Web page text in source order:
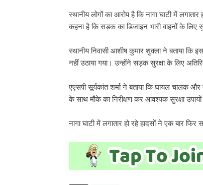
स्थानीय लोगों का आरोप है कि नागा घाटी में
कहना है कि सड़क का डिजाइन भारी वाहनों के लिए
स्थानीय निवासी आशीष कुमार शुक्ला ने बताया कि
नहीं उठाया गया। उन्होंने सड़क सुरक्षा के लिए
एएसपी सूर्यकांत शर्मा ने बताया कि घायल चालक
के साथ मौके का निरीक्षण कर आवश्यक सुरक्षा उपायों
नागा घाटी में लगातार हो रहे हादसों ने एक बार